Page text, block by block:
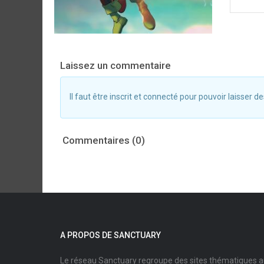
Laissez un commentaire
Il faut être inscrit et connecté pour pouvoir laisser
Commentaires (0)
A PROPOS DE SANCTUARY
Le réseau Sanctuary regroupe des sites thématiques